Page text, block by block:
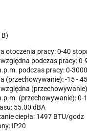
B)
otoczenia pracy: 0-40
podczas pracy: 0-
podczas pracy: 0-
(przechowywanie): -15 -
(przechowywanie): 0-
55.00 dBA
ciepła: 1497 BTU/godz
IP20